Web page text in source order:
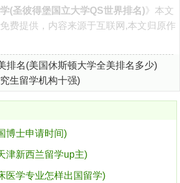
(圣彼得堡国立大学QS世界排名)》本文
免费提供，内容来源于互联网,本文归原作
排名(美国休斯顿大学全美排名多少)
生留学机构十强)
博士申请时间)
津新西兰留学up主)
医学专业怎样出国留学)